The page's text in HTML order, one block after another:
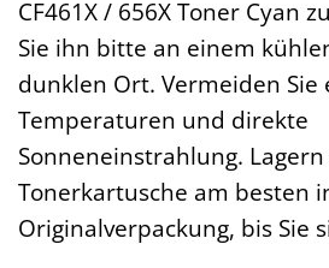
CF461X / 656X Toner Cyan
Sie ihn bitte an einem
dunklen Ort. Vermeiden Sie
Temperaturen und direkte
Sonneneinstrahlung. Lagern
Tonerkartusche am besten
Originalverpackung, bis Sie